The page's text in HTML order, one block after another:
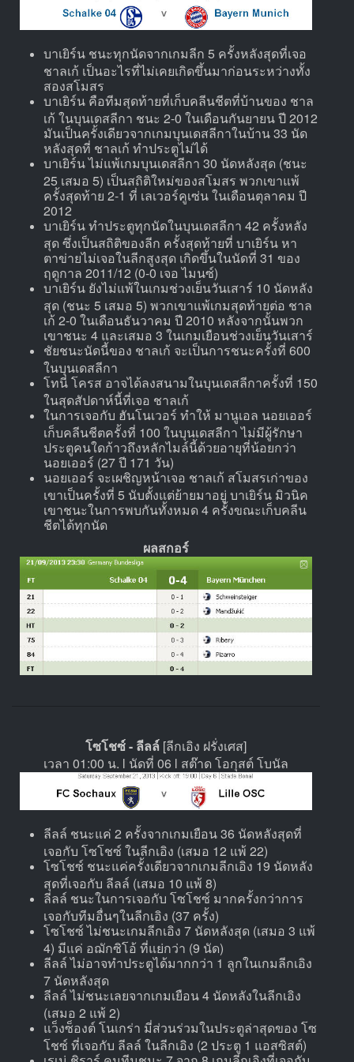
บาเยิร์น ชนะทุกนัดจากเกมลีก 5 ครั้งหลังสุดที่เจอ
ชาลเก้ เป็นอะไรที่ไม่เคยเกิดขึ้นมาก่อนระหว่างทั้ง
สองสโมสร
บาเยิร์น คือทีมสุดท้ายที่เก็บคลีนชีตที่บ้านของ ชาล
เก้ ในบุนเดสลีกา ชนะ 2-0 ในเดือนกันยายน ปี 2012
มันเป็นครั้งเดียวจากเกมบุนเดสลีกาในบ้าน 33 นัด
หลังสุดที่ ชาลเก้ ทำประตูไม่ได้
บาเยิร์น ไม่แพ้เกมบุนเดสลีกา 30 นัดหลังสุด (ชนะ
25 เสมอ 5) เป็นสถิติใหม่ของสโมสร พวกเขาแพ้
ครั้งสุดท้าย 2-1 ที่ เลเวอร์คูเซ่น ในเดือนตุลาคม ปี
2012
บาเยิร์น ทำประตูทุกนัดในบุนเดสลีกา 42 ครั้งหลัง
สุด ซึ่งเป็นสถิติของลีก ครั้งสุดท้ายที่ บาเยิร์น หา
ตาข่ายไม่เจอในลีกสูงสุด เกิดขึ้นในนัดที่ 31 ของ
ฤดูกาล 2011/12 (0-0 เจอ ไมนซ์)
บาเยิร์น ยังไม่แพ้ในเกมช่วงเย็นวันเสาร์ 10 นัดหลัง
สุด (ชนะ 5 เสมอ 5) พวกเขาแพ้เกมสุดท้ายต่อ ชาล
เก้ 2-0 ในเดือนธันวาคม ปี 2010 หลังจากนั้นพวก
เขาชนะ 4 และเสมอ 3 ในเกมเยือนช่วงเย็นวันเสาร์
ชัยชนะนัดนี้ของ ชาลเก้ จะเป็นการชนะครั้งที่ 600
ในบุนเดสลีกา
โทนี่ โครส อาจได้ลงสนามในบุนเดสลีกาครั้งที่ 150
ในสุดสัปดาห์นี้ที่เจอ ชาลเก้
ในการเจอกับ ฮันโนเวอร์ ทำให้ มานูเอล นอยเออร์
เก็บคลีนชีตครั้งที่ 100 ในบุนเดสลีกา ไม่มีผู้รักษา
ประตูคนใดก้าวถึงหลักไมล์นี้ด้วยอายุที่น้อยกว่า
นอยเออร์ (27 ปี 171 วัน)
นอยเออร์ จะเผชิญหน้าเจอ ชาลเก้ สโมสรเก่าของ
เขาเป็นครั้งที่ 5 นับตั้งแต่ย้ายมาอยู่ บาเยิร์น มิวนิค
เขาชนะในการพบกันทั้งหมด 4 ครั้งขณะเก็บคลีน
ชีตได้ทุกนัด
ผลสกอร์
โซโชซ์ - ลีลล์ [ลีกเอิง ฝรั่งเศส]
เวลา 01:00 น. l นัดที่ 06 l สต๊าด โอกุสต์ โบนัล
ลีลล์ ชนะแค่ 2 ครั้งจากเกมเยือน 36 นัดหลังสุดที่
เจอกับ โซโชซ์ ในลีกเอิง (เสมอ 12 แพ้ 22)
โซโชซ์ ชนะแค่ครั้งเดียวจากเกมลีกเอิง 19 นัดหลัง
สุดที่เจอกับ ลีลล์ (เสมอ 10 แพ้ 8)
ลีลล์ ชนะในการเจอกับ โซโชซ์ มากครั้งกว่าการ
เจอกับทีมอื่นๆในลีกเอิง (37 ครั้ง)
โซโชซ์ ไม่ชนะเกมลีกเอิง 7 นัดหลังสุด (เสมอ 3 แพ้
4) มีแค่ อฌักซิโอ้ ที่แย่กว่า (9 นัด)
ลีลล์ ไม่อาจทำประตูได้มากกว่า 1 ลูกในเกมลีกเอิง
7 นัดหลังสุด
ลีลล์ ไม่ชนะเลยจากเกมเยือน 4 นัดหลังในลีกเอิง
(เสมอ 2 แพ้ 2)
แว็งซ็องต์ โนเกร่า มี่ส่วนร่วมในประตูล่าสุดของ โซ
โชซ์ ที่เจอกับ ลีลล์ ในลีกเอิง (2 ประตู 1 แอสซิสต์)